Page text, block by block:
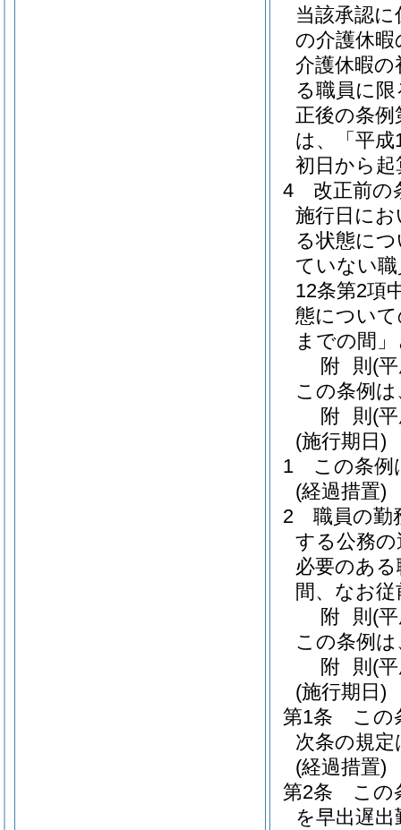
当該承認
の介護休
介護休暇
る職員に限
正後の条
は、「平
初日から
4
改正前の
施行日に
る状態に
ていない
12条第2項
態につい
までの間
附 則 (
この条例
附 則 (
(施行期日)
1
この条例
(経過措置)
2
職員の勤
する公務
必要のあ
間、なお
附 則 (
この条例
附 則 (
(施行期日)
第1条
この
次条の規
(経過措置)
第2条
この
を早出遅